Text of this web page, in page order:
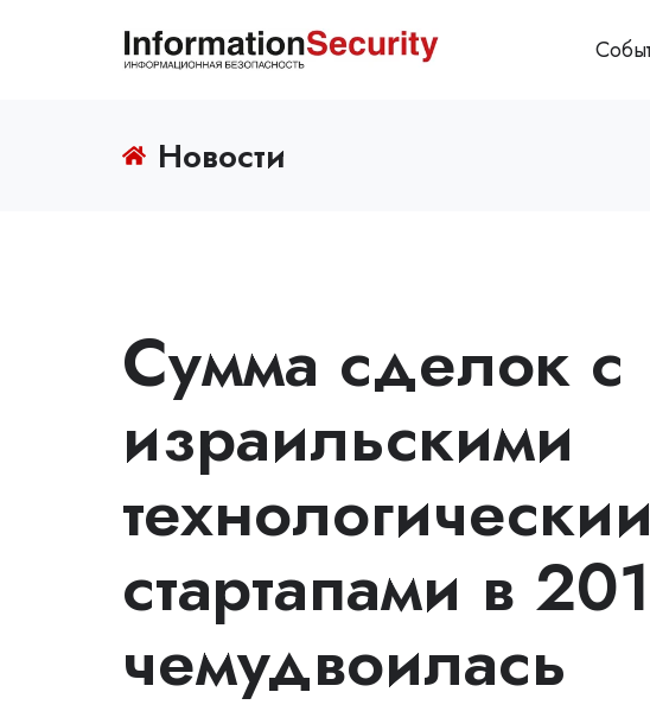
Новости
Сумма сделок с
израильскими
стартапами в
чемудвоилась